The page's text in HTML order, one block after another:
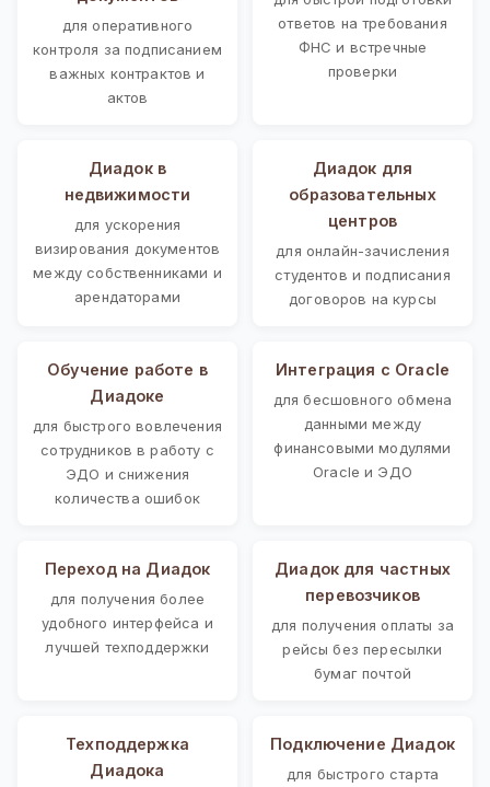
для оперативного
контроля за подписанием
важных контрактов и
актов
ответов на требования
ФНС и встречные
проверки
Диадок в
недвижимости
для ускорения
визирования документов
между собственниками и
арендаторами
Диадок для
образовательных
центров
для онлайн-зачисления
студентов и подписания
договоров на курсы
Обучение работе в
Диадоке
для быстрого вовлечения
сотрудников в работу с
ЭДО и снижения
количества ошибок
Интеграция с Oracle
для бесшовного обмена
данными между
финансовыми модулями
Oracle и ЭДО
Переход на Диадок
для получения более
удобного интерфейса и
лучшей техподдержки
Диадок для частных
перевозчиков
для получения оплаты за
рейсы без пересылки
бумаг почтой
Техподдержка
Диадока
Подключение Диадок
для быстрого старта